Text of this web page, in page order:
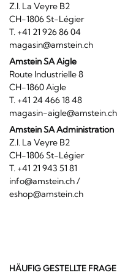
Z.I. La Veyre B2
CH-1806 St-Légier
T. +41 21 926 86 04
magasin@amstein.ch
Amstein SA Aigle
Route Industrielle 8
CH-1860 Aigle
T. +41 24 466 18 48
magasin-aigle@amstein.ch
Amstein SA Administration
Z.I. La Veyre B2
CH-1806 St-Légier
T. +41 21 943 51 81
info@amstein.ch/
eshop@amstein.ch
HÄUFIG GESTELLTE